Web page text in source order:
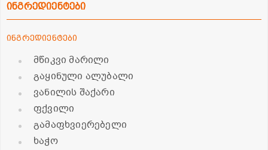
ინგრედიენტები
ინგრედიენტები
მწიკვი მარილი
გაყინული ალუბალი
ვანილის შაქარი
ფქვილი
გამაფხვიერებელი
ხაჭო